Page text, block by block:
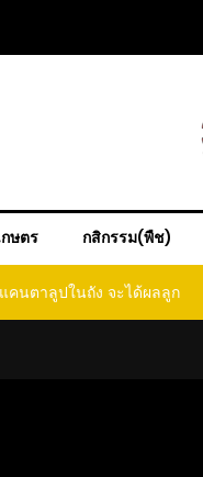
ษตร กสิกรรม(พืช)
นตาลูปในถัง จะได้ผลลูก
didn’t expect that